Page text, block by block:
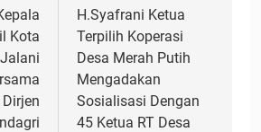
Kota
H.Syafrani Ketua
Terpilih Koperasi
Desa Merah Putih
Mengadakan
Sosialisasi Dengan
45 Ketua RT Desa